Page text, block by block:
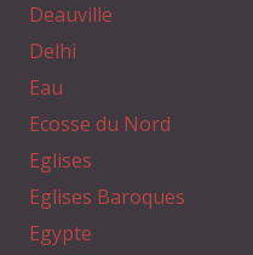
Deauville
Delhi
Eau
Ecosse du Nord
Eglises
Eglises Baroques
Egypte